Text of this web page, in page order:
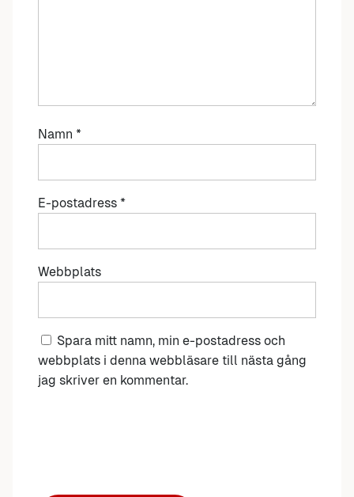
Namn *
E-postadress *
Webbplats
Spara mitt namn, min e-postadress och
webbplats i denna webbläsare till nästa gång
jag skriver en kommentar.